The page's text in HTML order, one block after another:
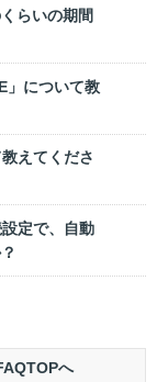
らいの期間
」について教
えてくださ
定で、自動
へ